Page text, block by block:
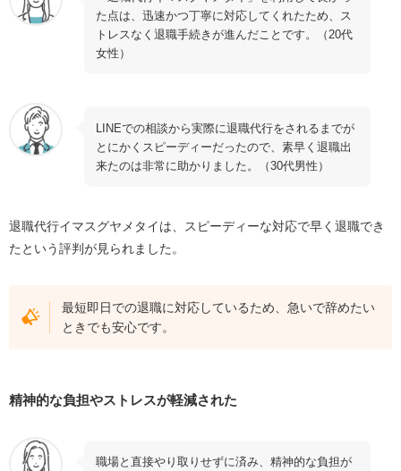
た点は、迅速かつ丁寧に対応してくれたため、ス
トレスなく退職手続きが進んだことです。（20代
女性）
LINEでの相談から実際に退職代行をされるまでが
とにかくスピーディーだったので、素早く退職出
来たのは非常に助かりました。（30代男性）
退職代行イマスグヤメタイは、スピーディーな対応で早く退職でき
たという評判が見られました。
最短即日での退職に対応しているため、急いで辞めたい
ときでも安心です。
精神的な負担やストレスが軽減された
職場と直接やり取りせずに済み、精神的な負担が